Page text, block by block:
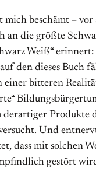
mich beschämt – vor
an die größte
Weiß“ erinnert:
den dieses Buch
einer bitteren
Produkte
Und
dass mit solchen
gestört